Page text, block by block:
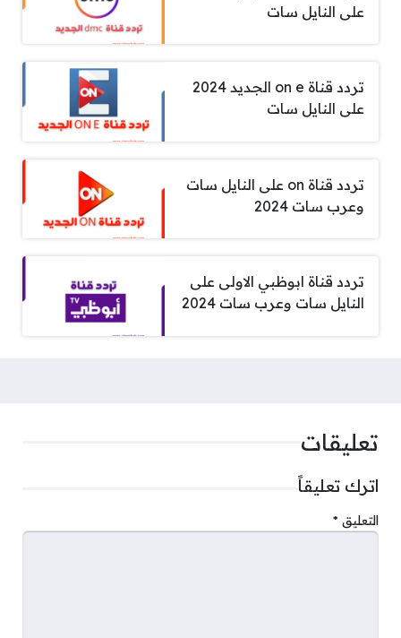
على النايل سات
تردد قناة on e الجديد 2024
على النايل سات
تردد قناة on على النايل سات
وعرب سات 2024
تردد قناة ابوظبي الاولى على
النايل سات وعرب سات 2024
تعليقات
اترك تعليقاً
التعليق *